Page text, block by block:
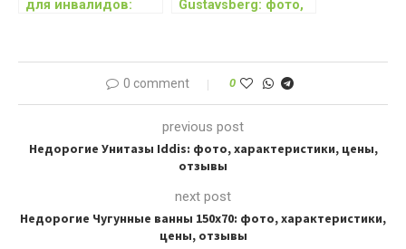
для инвалидов:
цены
Gustavsberg: фото,
0 comment 0
previous post
Недорогие Унитазы Iddis: фото, характеристики, цены,
отзывы
next post
Недорогие Чугунные ванны 150х70: фото, характеристики,
цены, отзывы